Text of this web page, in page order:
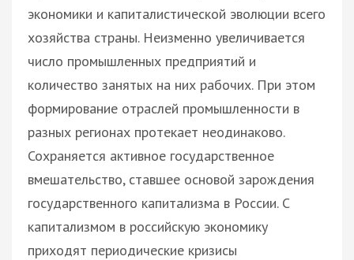
экономики и капиталистической эволюции всего
хозяйства страны. Неизменно увеличивается
число промышленных предприятий и
количество занятых на них рабочих. При этом
формирование отраслей промышленности в
разных регионах протекает неодинаково.
Сохраняется активное государственное
вмешательство, ставшее основой зарождения
государственного капитализма в России. С
капитализмом в российскую экономику
приходят периодические кризисы